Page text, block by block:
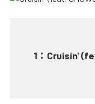
1 ： Cruisin'